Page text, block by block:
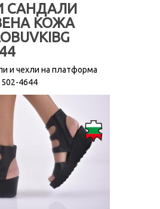
САНДАЛИ
КОЖА
и чехли на платформа
4644